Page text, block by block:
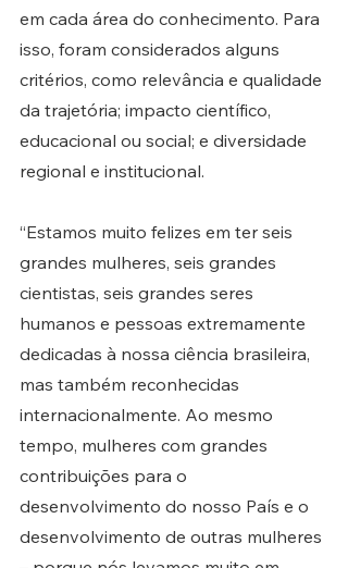
em cada área do conhecimento. Para
isso, foram considerados alguns
critérios, como relevância e qualidade
da trajetória; impacto científico,
educacional ou social; e diversidade
regional e institucional.
“Estamos muito felizes em ter seis
grandes mulheres, seis grandes
cientistas, seis grandes seres
humanos e pessoas extremamente
dedicadas à nossa ciência brasileira,
mas também reconhecidas
internacionalmente. Ao mesmo
tempo, mulheres com grandes
contribuições para o
desenvolvimento do nosso País e o
desenvolvimento de outras mulheres